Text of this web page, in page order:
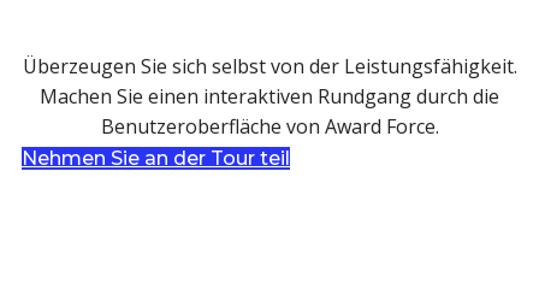
Überzeugen Sie sich selbst von der Leistungsfähigkeit.
Machen Sie einen interaktiven Rundgang durch die
Benutzeroberfläche von Award Force.
Nehmen Sie an der Tour teil